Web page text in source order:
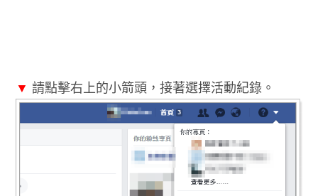
▼ 請點擊右上的小箭頭，接著選擇活動紀錄。